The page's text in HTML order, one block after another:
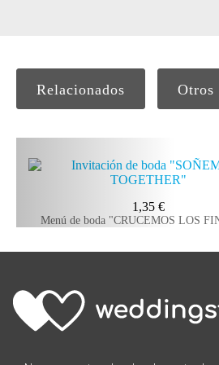
Relacionados Otros
1,35 €
Menú de boda "CRUCEMOS LOS